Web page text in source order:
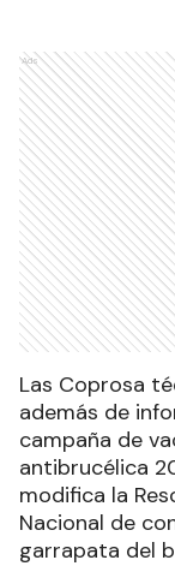
Ads
Las Coprosa
además de
campaña de
antibrucélica
modifica la
Nacional de
garrapata del